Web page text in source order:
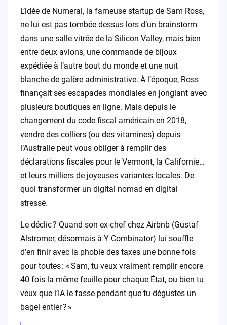
L’idée de Numeral, la fameuse startup de Sam Ross,
ne lui est pas tombée dessus lors d’un brainstorm
dans une salle vitrée de la Silicon Valley, mais bien
entre deux avions, une commande de bijoux
expédiée à l’autre bout du monde et une nuit
blanche de galère administrative. À l’époque, Ross
finançait ses escapades mondiales en jonglant avec
plusieurs boutiques en ligne. Mais depuis le
changement du code fiscal américain en 2018,
vendre des colliers (ou des vitamines) depuis
l’Australie peut vous obliger à remplir des
déclarations fiscales pour le Vermont, la Californie…
et leurs milliers de joyeuses variantes locales. De
quoi transformer un digital nomad en digital
stressé.
Le déclic ? Quand son ex-chef chez Airbnb (Gustaf
Alstromer, désormais à Y Combinator) lui souffle
d’en finir avec la phobie des taxes une bonne fois
pour toutes : « Sam, tu veux vraiment remplir encore
40 fois la même feuille pour chaque État, ou bien tu
veux que l’IA le fasse pendant que tu dégustes un
bagel entier ? »